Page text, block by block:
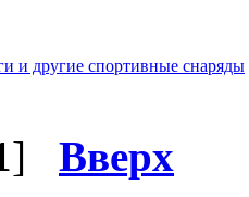
и другие спортивные снаряды
] Вверх